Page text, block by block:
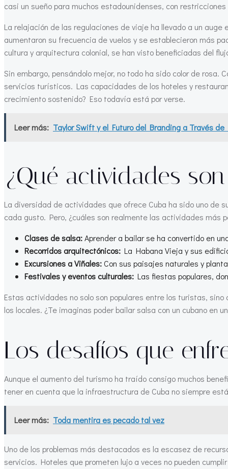
casi un sueño para muchos estadounidenses, con
La relajación de las regulaciones de viaje ha llevado a un
aumentaron su frecuencia de vuelos y se establecieron más
cultura y arquitectura colonial, se han visto beneficiadas del
Sin embargo, pensándolo mejor, no todo ha sido color de
servicios turísticos. Las capacidades de los hoteles y
crecimiento sostenido? Eso todavía está por verse.
Leer más: Taylor Swift y el Futuro del Branding a Través
¿Qué actividades
La diversidad de actividades que ofrece Cuba ha sido uno de
cada gusto. Pero, ¿cuáles son realmente las actividades más
Clases de salsa:Aprender a bailar se ha convertido en
Recorridos arquitectónicos: La Habana Vieja y sus
Excursiones a Viñales:Con sus paisajes naturales y
Festivales y eventos culturales: Las fiestas populares,
Estas actividades no solo son populares entre los turistas,
los locales. ¿Te imaginas poder bailar salsa con un cubano en
Los desafíos que
Aunque el aumento del turismo ha traído consigo muchos
tener en cuenta que la infraestructura de Cuba no siempre
Leer más: Toda mentira es pecado tal vez
Uno de los problemas más destacados es la escasez de
servicios. Hoteles que prometen lujo a veces no pueden